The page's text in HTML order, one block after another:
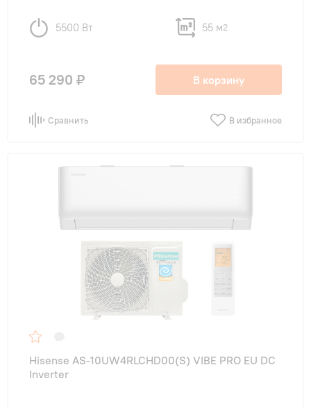
5500 Вт 55 м2
65 290 ₽ В корзину
Сравнить В избранное
Hisense AS-10UW4RLCHD00(S) VIBE PRO EU DC
Inverter